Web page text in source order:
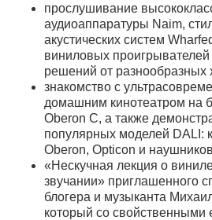
прослушивание
аудиоаппаратуры Naim,
акустических систем
виниловых проигрывателей
решений от разнообразных
знакомство с
домашним кинотеатром на
Oberon C, а также
популярных моделей DALI:
Oberon, Opticon и
«Нескучная лекция о
звучании» приглашенного
блогера и музыканта
который со свойственными